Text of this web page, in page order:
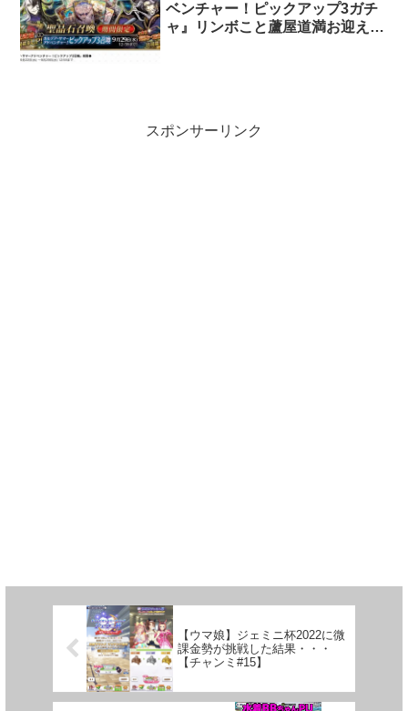
ベンチャー！ピックアップ3ガチ
ャ』リンボこと蘆屋道満お迎えす
スポンサーリンク
【ウマ娘】ジェミニ杯2022に微
課金勢が挑戦した結果・・・
【チャンミ#15】